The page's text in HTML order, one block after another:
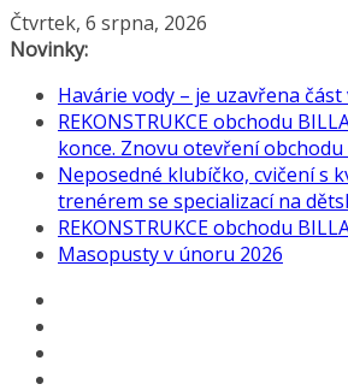
Přeskočit
na
Čtvrtek, 6 srpna, 2026
Novinky:
Havárie vody – je uzavřena
REKONSTRUKCE obchodu
konce. Znovu otevření obchodu
Neposedné klubíčko, cvičení s
trenérem se specializací na
REKONSTRUKCE obchodu
Masopusty v únoru 2026